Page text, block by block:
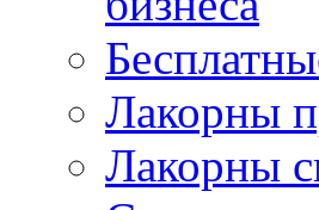
Лакорны
Лакорны